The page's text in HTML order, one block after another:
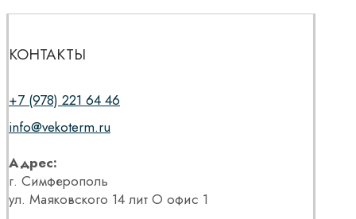
КОНТАКТЫ
+7 (978) 221 64 46
info@vekoterm.ru
Адрес:
г. Симферополь
ул. Маяковского 14 лит О офис 1